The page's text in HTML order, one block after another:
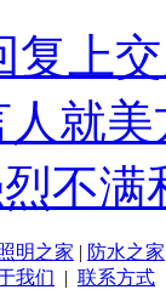
复上
就
不满
明之家 | 防水之家
我们 | 联系方式